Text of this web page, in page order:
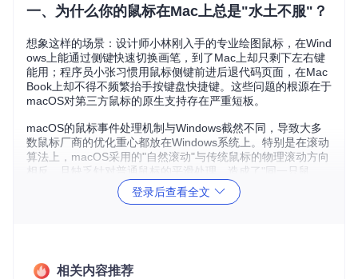
一、为什么你的鼠标在Mac上总是"水土不服"？
想象这样的场景：设计师小林刚入手的专业绘图鼠标，在Wind
ows上能通过侧键快速切换画笔，到了Mac上却只剩下左右键
能用；程序员小张习惯用鼠标侧键前进后退代码页面，在Mac
Book上却不得不频繁抬手按键盘快捷键。这些问题的根源在于
macOS对第三方鼠标的原生支持存在严重短板。
macOS的鼠标事件处理机制与Windows截然不同，导致大多
数鼠标厂商的优化重心都放在Windows系统上。特别是在滚动
算法上，macOS采用的"自然滚动"与传统鼠标的物理滚动方向
相反，且缺乏针对普通鼠标的平滑处理，造成了"同一只鼠
标，两种体验"的尴尬局面。登录后查看全文
相关内容推荐